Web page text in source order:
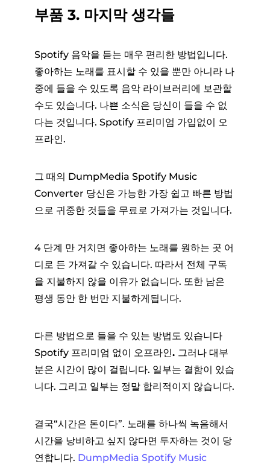
부품 3. 마지막 생각들
Spotify 음악을 듣는 매우 편리한 방법입니다.
좋아하는 노래를 표시할 수 있을 뿐만 아니라 나
중에 들을 수 있도록 음악 라이브러리에 보관할
수도 있습니다. 나쁜 소식은 당신이 들을 수 없
다는 것입니다. Spotify 프리미엄 가입없이 오
프라인.
그 때의 DumpMedia Spotify Music
Converter 당신은 가능한 가장 쉽고 빠른 방법
으로 귀중한 것들을 무료로 가져가는 것입니다.
4 단계 만 거치면 좋아하는 노래를 원하는 곳 어
디로 든 가져갈 수 있습니다. 따라서 전체 구독
을 지불하지 않을 이유가 없습니다. 또한 남은
평생 동안 한 번만 지불하게됩니다.
다른 방법으로 들을 수 있는 방법도 있습니다
Spotify 프리미엄 없이 오프라인. 그러나 대부
분은 시간이 많이 걸립니다. 일부는 결함이 있습
니다. 그리고 일부는 정말 합리적이지 않습니다.
결국“시간은 돈이다”. 노래를 하나씩 녹음해서
시간을 낭비하고 싶지 않다면 투자하는 것이 당
연합니다. DumpMedia Spotify Music